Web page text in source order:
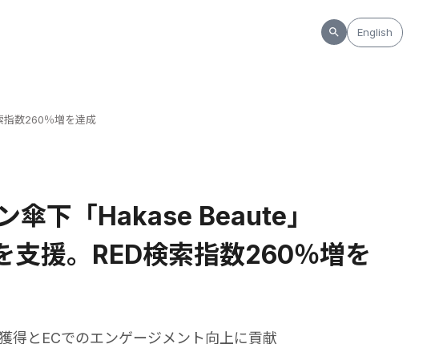
English
指数260％増を達成
傘下「Hakase Beaute」
支援。RED検索指数260％増を
得とECでのエンゲージメント向上に貢献